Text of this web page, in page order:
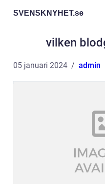
SVENSKNYHET.se
vilken
05 januari 2024 admin